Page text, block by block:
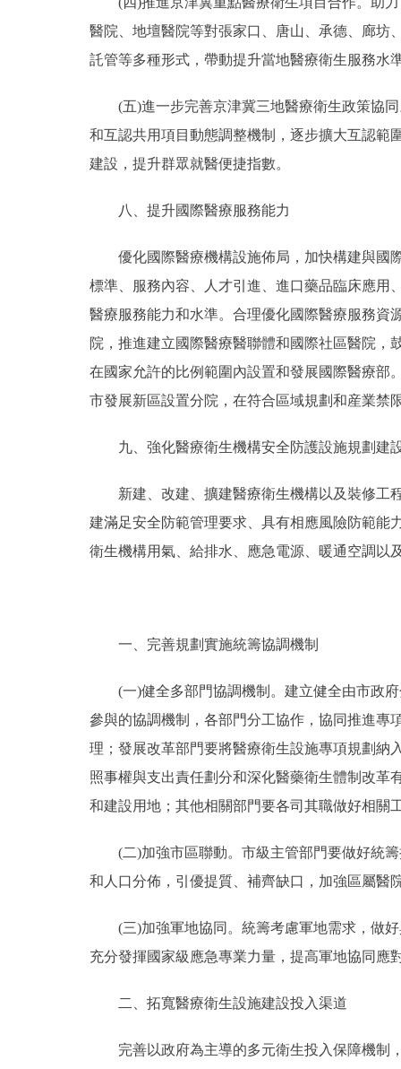
醫院、地壇醫院等對張家口、唐山、承德、廊坊
託管等多種形式，帶動提升當地醫療衛生服務水
(五)進一步完善京津冀三地醫療衛生政策協同
和互認共用項目動態調整機制，逐步擴大互認範
建設，提升群眾就醫便捷指數。
八、提升國際醫療服務能力
優化國際醫療機構設施佈局，加快構建與國際
標準、服務內容、人才引進、進口藥品臨床應用
醫療服務能力和水準。合理優化國際醫療服務資
院，推進建立國際醫療醫聯體和國際社區醫院
在國家允許的比例範圍內設置和發展國際醫療部
市發展新區設置分院，在符合區域規劃和産業禁
九、強化醫療衛生機構安全防護設施規劃建
新建、改建、擴建醫療衛生機構以及裝修工程
建滿足安全防範管理要求、具有相應風險防範能
衛生機構用氣、給排水、應急電源、暖通空調以
一、完善規劃實施統籌協調機制
(一)健全多部門協調機制。建立健全由市政府
參與的協調機制，各部門分工協作，協同推進專
理；發展改革部門要將醫療衛生設施專項規劃納
照事權與支出責任劃分和深化醫藥衛生體制改革
和建設用地；其他相關部門要各司其職做好相關
(二)加強市區聯動。市級主管部門要做好統籌
和人口分佈，引優提質、補齊缺口，加強區屬醫
(三)加強軍地協同。統籌考慮軍地需求，做好
充分發揮國家級應急專業力量，提高軍地協同應
二、拓寬醫療衛生設施建設投入渠道
完善以政府為主導的多元衛生投入保障機制，